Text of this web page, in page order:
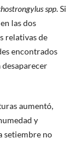
spp. Si
las dos
relativas de
encontrados
aumentó,
y
setiembre no